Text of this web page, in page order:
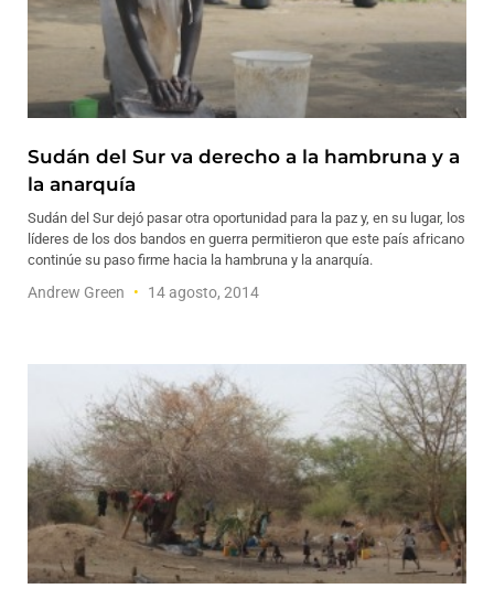
Sudán del Sur va derecho a la hambruna y a
la anarquía
Sudán del Sur dejó pasar otra oportunidad para la paz y, en su lugar, los
líderes de los dos bandos en guerra permitieron que este país africano
continúe su paso firme hacia la hambruna y la anarquía.
Andrew Green 14 agosto, 2014